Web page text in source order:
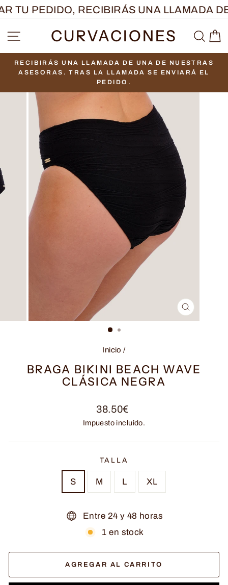
IrTU PEDIDO, RECIBIRÁS UNA LLAMADA DE
NAVEGACIÓN
CURVACIONES
diapositivas
pausa
RECIBIRÁS UNA LLAMADA DE UNA DE NUESTRAS
ASESORAS. TRAS LA LLAMADA SE ENVIARÁ EL
PEDIDO.
CERRAR
(ESC)
Inicio /
BRAGA BIKINI BEACH WAVE
CLÁSICA NEGRA
Precio
habitual
38.50€
Impuesto incluido.
TALLA
S M L XL
Entre 24 y 48 horas
1 en stock
AGREGAR AL CARRITO